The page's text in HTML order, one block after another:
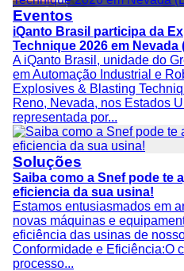
Eventos
iQanto Brasil participa da
Technique 2026 em Nevada
A iQanto Brasil, unidade do
em Automação Industrial e
Explosives & Blasting
Reno, Nevada, nos Estados
representada por...
Soluções
Saiba como a Snef pode te
eficiencia da sua usina!
Estamos entusiasmados em
novas máquinas e
eficiência das usinas de
Conformidade e Eficiência:O
processo...